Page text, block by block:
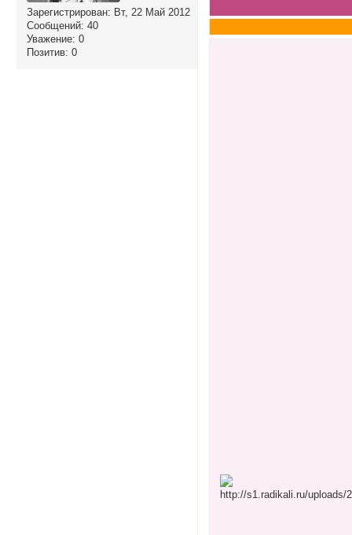
Зарегистрирован: Вт, 22 Май 2012
Сообщений: 40
Уважение: 0
Позитив: 0